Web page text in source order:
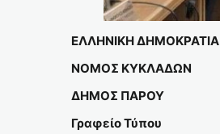
ΕΛΛΗΝΙΚΗ ΔΗΜΟΚΡΑΤΙΑ
ΝΟΜΟΣ ΚΥΚΛΑΔΩΝ
ΔΗΜΟΣ ΠΑΡΟΥ
Γραφείο Τύπου